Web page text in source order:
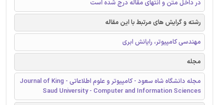
در داخل متن و انتهای مقاله درج شده است
رشته و گرایش های مرتبط با این مقاله
مهندسی کامپیوتر، رایانش ابری
مجله
مجله دانشگاه شاه سعود - کامپیوتر و علوم اطلاعاتی - Journal of King
Saud University - Computer and Information Sciences